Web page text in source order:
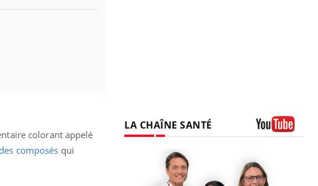
colorant appelé
composés qui
LA CHAÎNE SANTÉ